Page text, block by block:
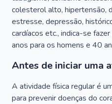
colesterol alto, hipertensão,
estresse, depressão,
cardíacos etc., indica-se
anos para os homens e 40
Antes de iniciar uma
A atividade física regular é
para prevenir doenças do